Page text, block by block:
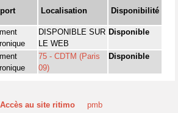
Localisation Disponibilité
DISPONIBLE SUR
LE WEB
Disponible
75 - CDTM (Paris
09)
Disponible
Accès au site ritimo pmb